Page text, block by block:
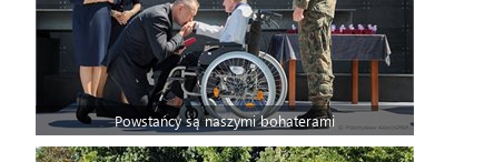
Powstańcy są naszymi bohaterami